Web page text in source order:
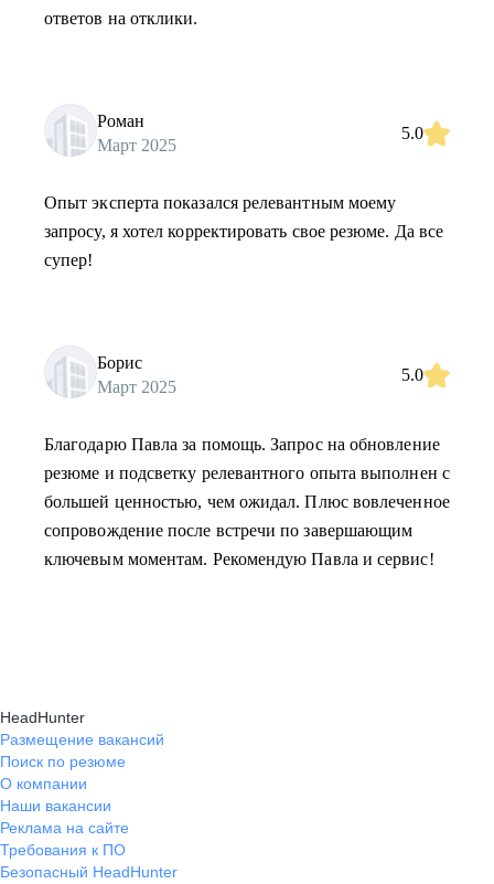
ответов на отклики.
Роман
Март 2025
5.0
Опыт эксперта показался релевантным моему
запросу, я хотел корректировать свое резюме. Да все
супер!
Борис
Март 2025
5.0
Благодарю Павла за помощь. Запрос на обновление
резюме и подсветку релевантного опыта выполнен с
большей ценностью, чем ожидал. Плюс вовлеченное
сопровождение после встречи по завершающим
ключевым моментам. Рекомендую Павла и сервис!
HeadHunter
Размещение вакансий
Поиск по резюме
О компании
Наши вакансии
Реклама на сайте
Требования к ПО
Безопасный HeadHunter